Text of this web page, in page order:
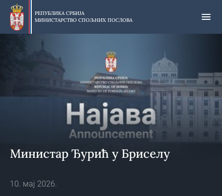
Прескочи
главни
део
РЕПУБЛИКА СРБИЈА
МИНИСТАРСТВО СПОЉНИХ ПОСЛОВА
Министар Ђурић у Бриселу
10. мај 2026.